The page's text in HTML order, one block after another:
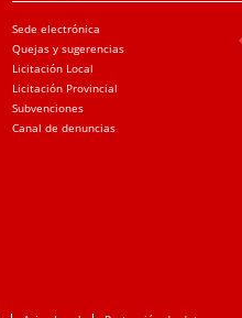
Sede electrónica
Quejas y sugerencias
Licitación Local
Licitación Provincial
Subvenciones
Canal de denuncias